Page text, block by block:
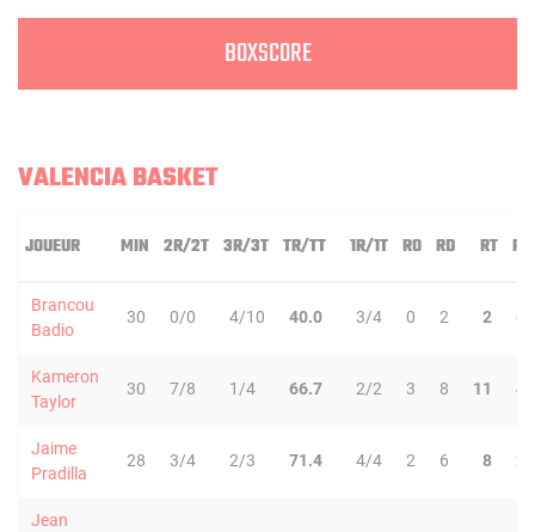
BOXSCORE
VALENCIA BASKET
JOUEUR MIN 2R/2T 3R/3T TR/TT 1R/1T RO RD RT PD
Brancou
Badio
30 0/0 4/10 40.0 3/4 0 2 2 6
Kameron
Taylor
30 7/8 1/4 66.7 2/2 3 8 11 4
Jaime
Pradilla
28 3/4 2/3 71.4 4/4 2 6 8 2
Jean